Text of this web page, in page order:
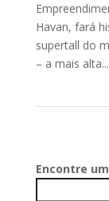
Havan, fará
supertall do
– a mais alta...
Encontre